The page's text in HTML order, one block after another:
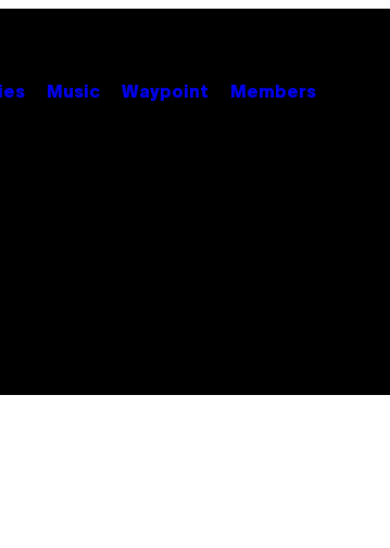
Music Waypoint Members